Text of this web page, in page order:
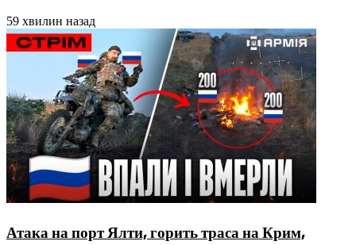
59 хвилин назад
Атака на порт Ялти, горить траса на Крим,